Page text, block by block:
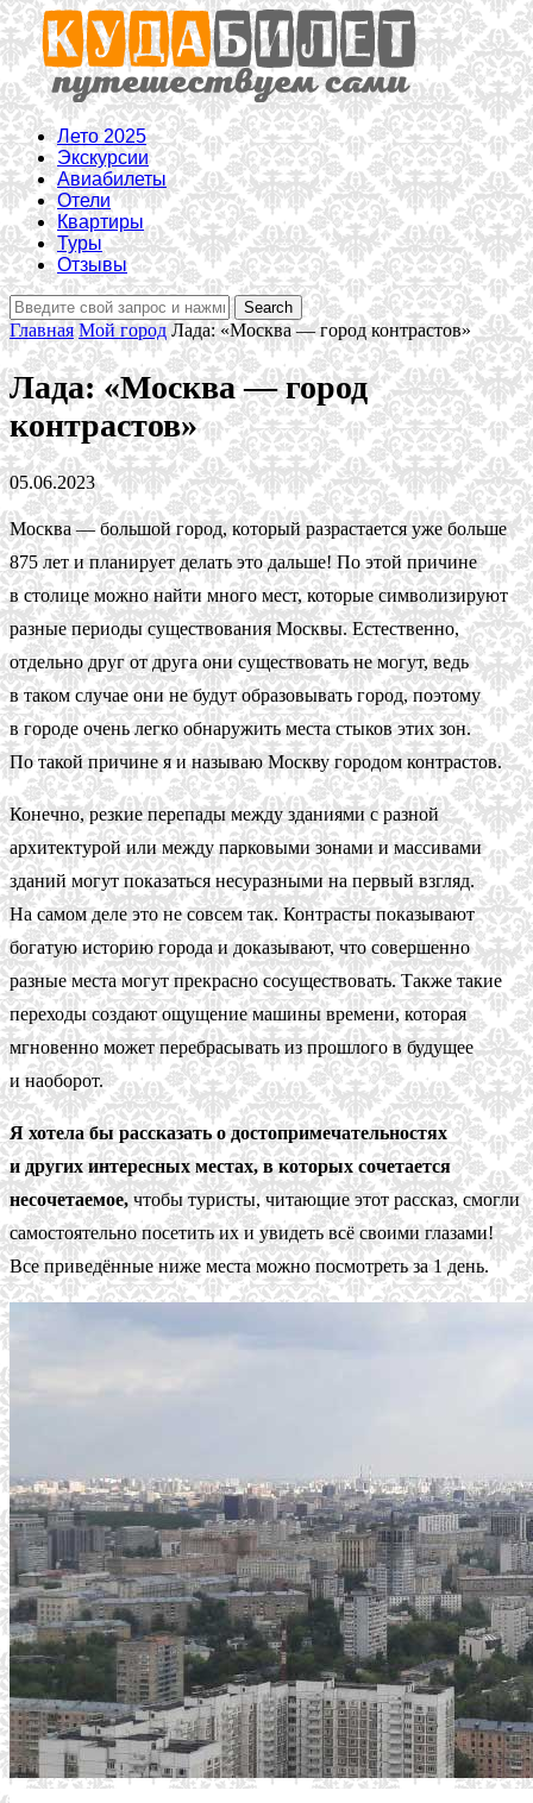
Лето 2025
Экскурсии
Авиабилеты
Отели
Квартиры
Туры
Отзывы
Главная Мой город Лада: «Москва — город контрастов»
Лада: «Москва — город
контрастов»
05.06.2023
Москва — большой город, который разрастается уже больше
875 лет и планирует делать это дальше! По этой причине
в столице можно найти много мест, которые символизируют
разные периоды существования Москвы. Естественно,
отдельно друг от друга они существовать не могут, ведь
в таком случае они не будут образовывать город, поэтому
в городе очень легко обнаружить места стыков этих зон.
По такой причине я и называю Москву городом контрастов.
Конечно, резкие перепады между зданиями с разной
архитектурой или между парковыми зонами и массивами
зданий могут показаться несуразными на первый взгляд.
На самом деле это не совсем так. Контрасты показывают
богатую историю города и доказывают, что совершенно
разные места могут прекрасно сосуществовать. Также такие
переходы создают ощущение машины времени, которая
мгновенно может перебрасывать из прошлого в будущее
и наоборот.
Я хотела бы рассказать о достопримечательностях
и других интересных местах, в которых сочетается
несочетаемое,чтобы туристы, читающие этот рассказ, смогли
самостоятельно посетить их и увидеть всё своими глазами!
Все приведённые ниже места можно посмотреть за 1 день.